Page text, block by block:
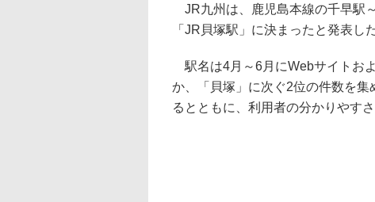
JR九州は、鹿児島本線の千早駅
「JR貝塚駅」に決まったと発表し
駅名は4月～6月にWebサイトお
か、「貝塚」に次ぐ2位の件数を
るとともに、利用者の分かりやす